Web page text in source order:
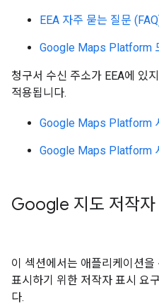
EEA 자주 묻는 질문
Google Maps Platform
청구서 수신 주소가 EEA에 있
적용됩니다.
Google Maps Platform
Google Maps Platform
Google 지도 저작자
이 섹션에서는 애플리케이션
표시하기 위한 저작자 표시 요
다.